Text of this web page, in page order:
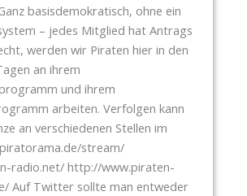
H
N
A
C
H
T
E
N
S
A
basisdemokratisch, ohne ein
– jedes Mitglied hat Antrags
werden wir Piraten hier in den
an ihrem
und ihrem
arbeiten. Verfolgen kann
an verschiedenen Stellen im
stream/
radio.net/ http://www.piraten-
Auf Twitter sollte man entweder